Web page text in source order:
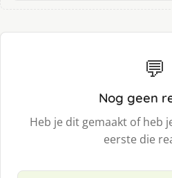
💬
Nog geen
Heb je dit gemaakt of heb
eerste die